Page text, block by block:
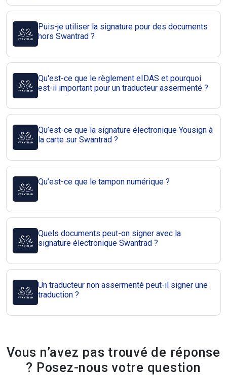
Puis-je utiliser la signature pour des documents
hors Swantrad ?
Qu'est-ce que le règlement eIDAS et pourquoi
est-il important pour un traducteur assermenté ?
Qu’est-ce que la signature électronique Yousign à
la carte sur Swantrad ?
Qu’est-ce que le tampon numérique ?
Quels documents peut-on signer avec la
signature électronique Swantrad ?
Un traducteur non assermenté peut-il signer une
traduction ?
Vous n’avez pas trouvé de réponse
? Posez-nous votre question